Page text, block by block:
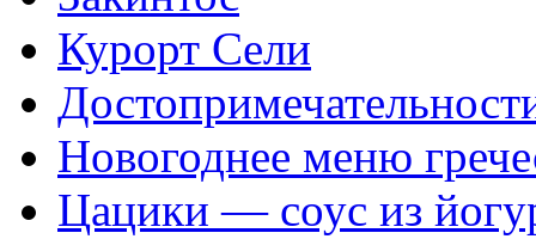
Курорт Сели
Новогоднее меню
Цацики — соус из